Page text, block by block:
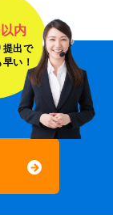
内
提出で
い！